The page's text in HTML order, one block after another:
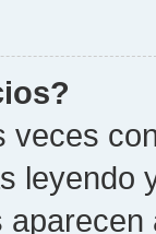
veces
leyendo